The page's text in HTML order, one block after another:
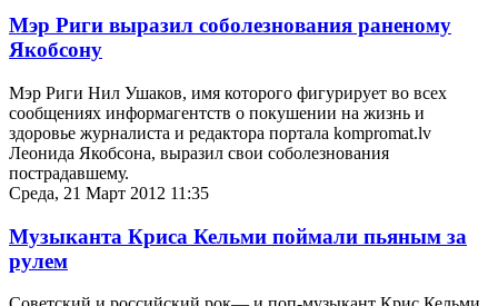
Мэр Риги выразил соболезнования раненому
Якобсону
Мэр Риги Нил Ушаков, имя которого фигурирует во всех
сообщениях информагентств о покушении на жизнь и
здоровье журналиста и редактора портала kompromat.lv
Леонида Якобсона, выразил свои соболезнования
пострадавшему.
Среда, 21 Март 2012 11:35
Музыканта Криса Кельми поймали пьяным за
рулем